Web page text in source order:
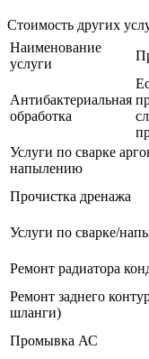
Стоимость других
Наименование
услуги
Антибактериальная
обработка
Услуги по сварке
напылению
Прочистка дренажа
Услуги по сварке/
Ремонт радиатора
Ремонт заднего
шланги)
Промывка АС